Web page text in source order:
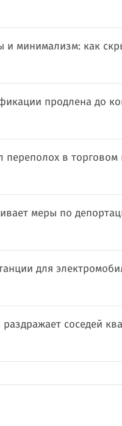
и минимализм: как
продлена до
переполох в
меры по
для
раздражает соседей